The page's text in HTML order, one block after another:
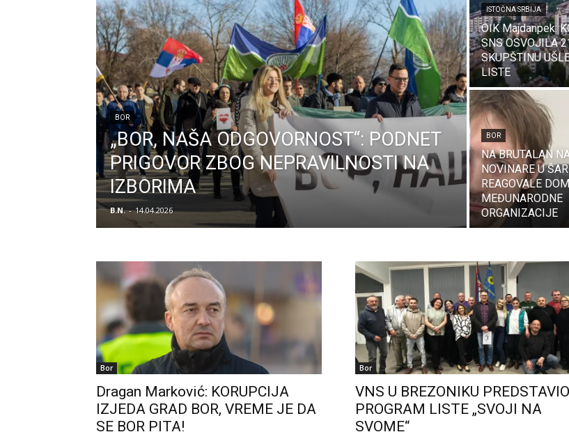
BOR
„BOR, NAŠA ODGOVORNOST“: PODNET
PRIGOVOR ZBOG NEPRAVILNOSTI NA
IZBORIMA
B.N. - 14.04.2026
ISTOČNA SRBIJA
OIK Majdanpek:
SNS OSVOJILA
SKUPŠTINU
LISTE
BOR
NA BRUTALAN
NOVINARE U
REAGOVALE
MEĐUNARODNE
ORGANIZACIJE
Bor
Dragan Marković: KORUPCIJA
IZJEDA GRAD BOR, VREME JE DA
SE BOR PITA!
Bor
VNS U BREZONIKU PREDSTAVIO
PROGRAM LISTE „SVOJI NA
SVOME“